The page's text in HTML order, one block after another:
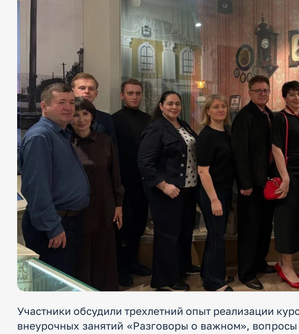
Участники обсудили трехлетний опыт реализации
внеурочных занятий «Разговоры о важном»,